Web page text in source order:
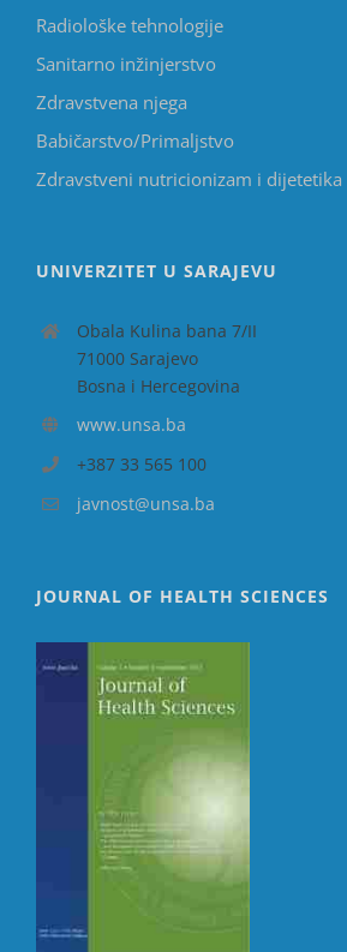
Radiološke tehnologije
Sanitarno inžinjerstvo
Zdravstvena njega
Babičarstvo/Primaljstvo
Zdravstveni nutricionizam i dijetetika
UNIVERZITET U SARAJEVU
Obala Kulina bana 7/II
71000 Sarajevo
Bosna i Hercegovina
www.unsa.ba
+387 33 565 100
javnost@unsa.ba
JOURNAL OF HEALTH SCIENCES